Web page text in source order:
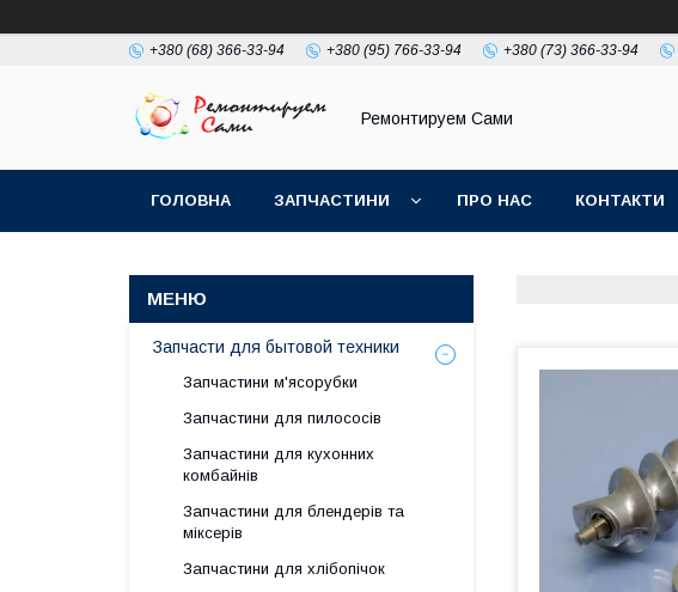
+380 (68) 366-33-94 +380 (95) 766-33-94 +380 (73) 366-33-94
Ремонтируем Сами
ГОЛОВНА ЗАПЧАСТИНИ ПРО НАС КОНТАКТИ
Запчасти для бытовой техники
Запчастини м'ясорубки
Запчастини для пилососів
Запчастини для кухонних
комбайнів
Запчастини для блендерів та
міксерів
Запчастини для хлібопічок